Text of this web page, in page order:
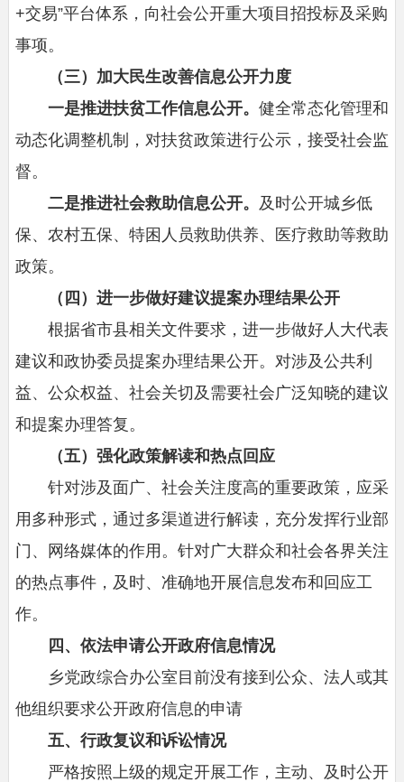
+交易”平台体系，向社会公开重大项目招投标及采购
事项。
（三）加大民生改善信息公开力度
一是推进扶贫工作信息公开。 健全常态化管理和
动态化调整机制，对扶贫政策进行公示，接受社会监
督。
二是推进社会救助信息公开。
及时公开城乡低
保、农村五保、特困人员救助供养、医疗救助等救助
政策。
（四）进一步做好建议提案办理结果公开
根据省市县相关文件要求，进一步做好人大代表
建议和政协委员提案办理结果公开。对涉及公共利
益、公众权益、社会关切及需要社会广泛知晓的建议
和提案办理答复。
（五）强化政策解读和热点回应
针对涉及面广、社会关注度高的重要政策，应采
用多种形式，通过多渠道进行解读，充分发挥行业部
门、网络媒体的作用。针对广大群众和社会各界关注
的热点事件，及时、准确地开展信息发布和回应工
作。
四、依法申请公开政府信息情况
乡党政综合办公室目前没有接到公众、法人或其
他组织要求公开政府信息的申请
五、行政复议和诉讼情况
严格按照上级的规定开展工作，主动、及时公开